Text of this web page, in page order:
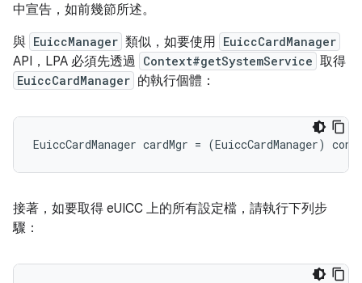
中宣告，如前幾節所述。
與 EuiccManager 類似，如要使用 EuiccCardManager
API，LPA 必須先透過 Context#getSystemService 取得
EuiccCardManager 的執行個體：
接著，如要取得 eUICC 上的所有設定檔，請執行下列步
驟：